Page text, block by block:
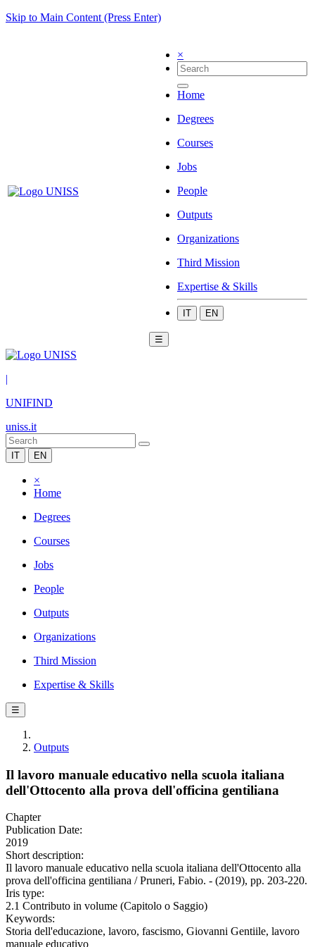
Skip to Main Content (Press Enter)
×
Home
Degrees
Courses
Jobs
People
Outputs
Organizations
Third Mission
Expertise & Skills
IT EN
☰
|
UNIFIND
uniss.it
IT EN
×
Home
Degrees
Courses
Jobs
People
Outputs
Organizations
Third Mission
Expertise & Skills
☰
Outputs
Il lavoro manuale educativo nella scuola italiana
dell'Ottocento alla prova dell'officina gentiliana
Chapter
Publication Date:
2019
Short description:
Il lavoro manuale educativo nella scuola italiana dell'Ottocento alla
prova dell'officina gentiliana / Pruneri, Fabio. - (2019), pp. 203-220.
Iris type:
2.1 Contributo in volume (Capitolo o Saggio)
Keywords:
Storia dell'educazione, lavoro, fascismo, Giovanni Gentiile, lavoro
manuale educativo